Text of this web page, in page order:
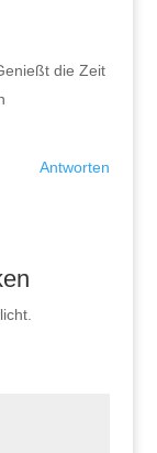
die Zeit
Antworten